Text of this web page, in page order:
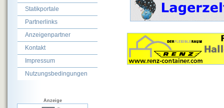
Statikportale
Partnerlinks
Anzeigenpartner
Kontakt
Impressum
Nutzungsbedingungen
Anzeige